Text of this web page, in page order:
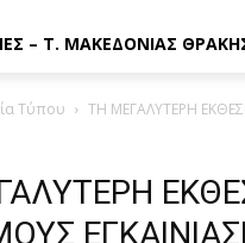
– Τ. ΜΑΚΕΔΟΝΊΑΣ
Τύπου ΤΗ ΜΕΓΑΛΥΤΕΡΗ